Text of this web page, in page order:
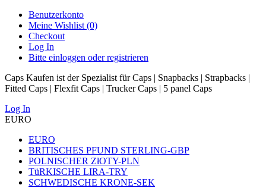
Benutzerkonto
Meine Wishlist (0)
Checkout
Log In
Bitte einloggen oder registrieren
Caps Kaufen ist der Spezialist für Caps | Snapbacks | Strapbacks |
Fitted Caps | Flexfit Caps | Trucker Caps | 5 panel Caps
Log In
EURO
EURO
BRITISCHES PFUND STERLING-GBP
POLNISCHER ZłOTY-PLN
TüRKISCHE LIRA-TRY
SCHWEDISCHE KRONE-SEK